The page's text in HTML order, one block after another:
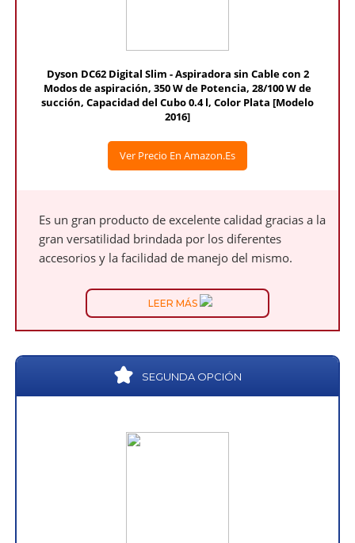
Dyson DC62 Digital Slim - Aspiradora sin Cable con 2
Modos de aspiración, 350 W de Potencia, 28/100 W de
succión, Capacidad del Cubo 0.4 l, Color Plata [Modelo
2016]
Ver Precio En Amazon.es
Es un gran producto de excelente calidad gracias a la
gran versatilidad brindada por los diferentes
accesorios y la facilidad de manejo del mismo.
LEER MÁS
SEGUNDA OPCIÓN